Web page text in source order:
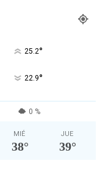
25.2°
22.9°
0 %
MIÉ
38°
JUE
39°